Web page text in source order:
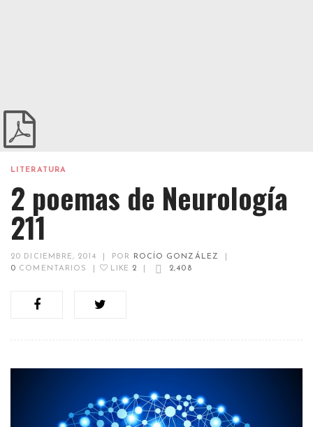
LITERATURA
2 poemas de Neurología
211
20 DICIEMBRE, 2014 POR ROCÍO GONZÁLEZ
0 COMENTARIOS LIKE 2 2,408